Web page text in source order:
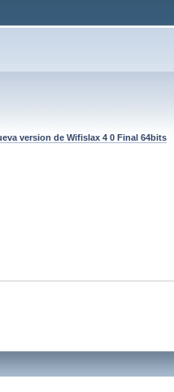
version de Wifislax 4 0 Final 64bits